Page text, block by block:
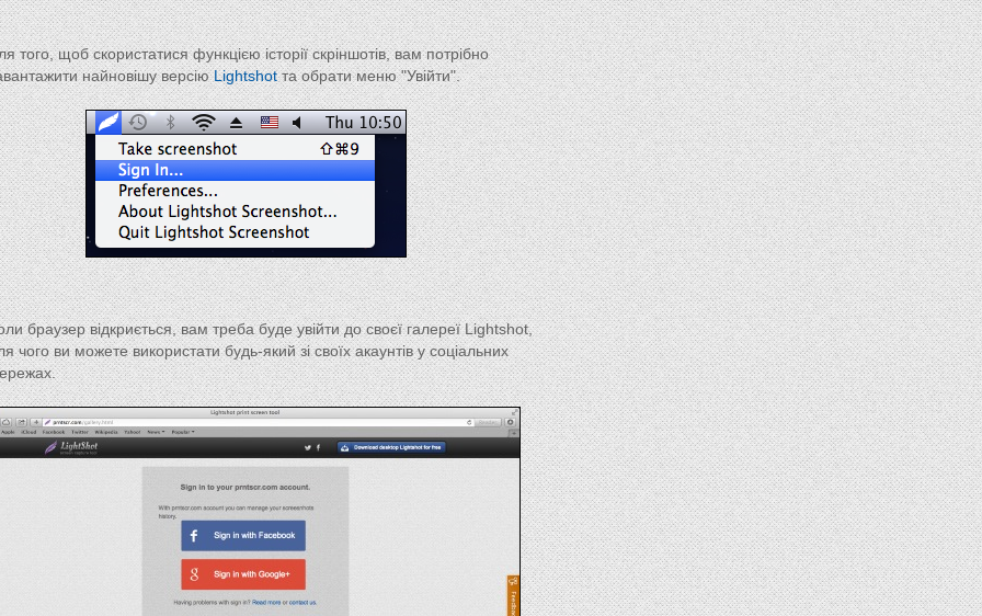
того, щоб скористатися функцією історії скріншотів, вам потрібно
найновішу версіюLightshotта обрати меню "Увійти".
браузер відкриється, вам треба буде увійти до своєї галереї Lightshot,
чого ви можете використати будь-який зі своїх акаунтів у соціальних